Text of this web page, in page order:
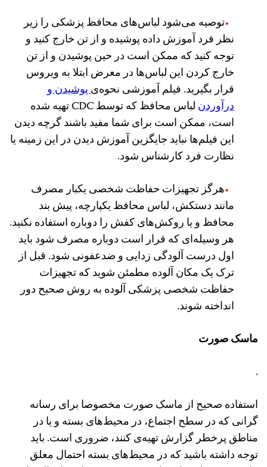
توصیه می‌شود لباس‌های محافظ پزشکی را زیر
نظر فرد آموزش داده پوشیده و از تن خارج کنید و
توجه کنید که ممکن است در حین پوشیدن و از تن
خارج کردن این لباس‌ها در معرض ابتلا به ویروس
قرار بگیرید. فیلم‌ آموزشی نحوه‌یپوشیدن و
درآوردن
لباس محافظ که توسط CDC تهیه شده‌
است، ممکن است برای شما مفید باشند گرچه دیدن
این فیلم‌ها نباید جایگزین آموزش دیدن در این زمینه یا
نظارت فرد کارشناس شود.
هرگز تجهیزات حفاظت شخصی یکبار مصرف
مانند دستکش، لباس محافظ یکپارچه، پیش بند
محافظ و یا روکش‌های کفش را دوباره استفاده نکنید.
هر وسیله‌ای که قرار است دوباره مصرف شود باید
اول درست آلودگی زدایی و ضدعفونی شود. قبل از
ترک یک مکان آلوده مطمئن شوید که تجهیزات
حفاظت شخصی پزشکی آلوده به روش صحیح دور
انداخته شوند.
ماسک صورت
.
استفاده صحیح از ماسک صورت مخصوصا برای رسانه
گرانی که در سطح اجتماع، در محیط‌های بسته و یا در
مناطق پرخطر گزارش تهیه‌ی کنند، ضروری است. باید
توجه داشته باشید که در محیط‌های بسته احتمال معلق